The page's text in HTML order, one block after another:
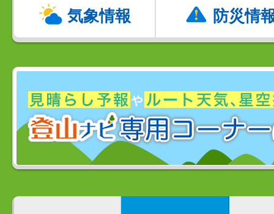
気象情報 防災情